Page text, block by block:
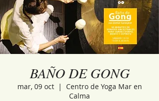
BAÑO DE GONG
mar, 09 oct
  |
Centro de Yoga Mar en
Calma